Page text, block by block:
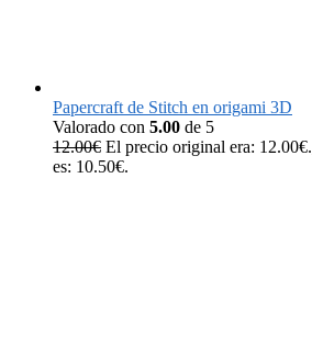
Papercraft de Stitch en origami 3D
Valorado con 5.00 de 5
12.00€ El precio original era: 12.00€.
es: 10.50€.